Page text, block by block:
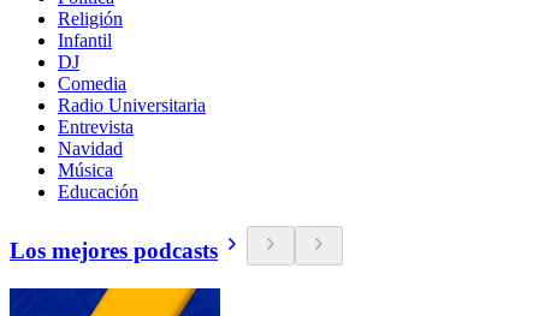
Religión
Infantil
DJ
Comedia
Radio Universitaria
Entrevista
Navidad
Música
Educación
Los mejores podcasts